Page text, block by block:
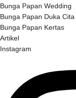
Bunga Papan Wedding
Bunga Papan Duka Cita
Bunga Papan Kertas
Artikel
Instagram